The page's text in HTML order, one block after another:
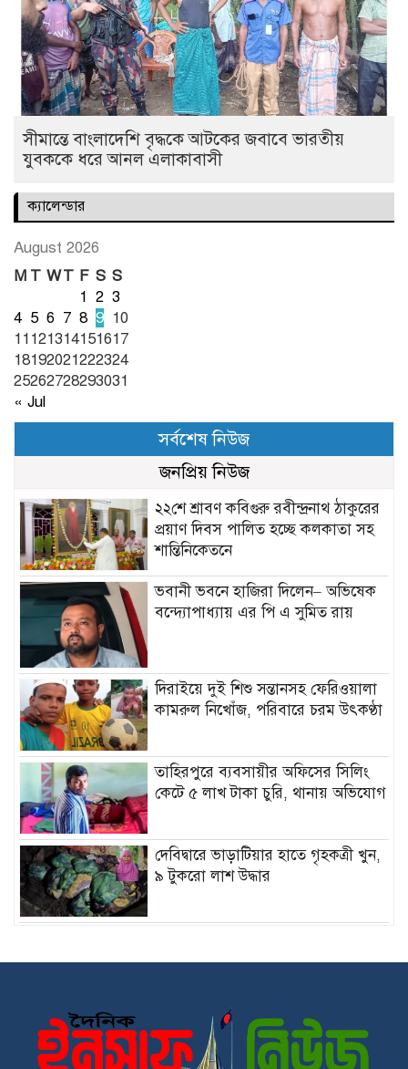
সীমান্তে বাংলাদেশি বৃদ্ধকে আটকের জবাবে ভারতীয়
যুবককে ধরে আনল এলাকাবাসী
ক্যালেন্ডার
August 2026
M T WT F S S
1 2 3
4 5 6 7 8 9 10
11121314151617
18192021222324
25262728293031
« Jul
সর্বশেষ নিউজ
জনপ্রিয় নিউজ
২২শে শ্রাবণ কবিগুরু রবীন্দ্রনাথ ঠাকুরের
প্রয়াণ দিবস পালিত হচ্ছে কলকাতা সহ
শান্তিনিকেতনে
ভবানী ভবনে হাজিরা দিলেন– অভিষেক
বন্দ্যোপাধ্যায় এর পি এ সুমিত রায়
দিরাইয়ে দুই শিশু সন্তানসহ ফেরিওয়ালা
কামরুল নিখোঁজ, পরিবারে চরম উৎকণ্ঠা
তাহিরপুরে ব্যবসায়ীর অফিসের সিলিং
কেটে ৫ লাখ টাকা চুরি, থানায় অভিযোগ
দেবিদ্বারে ভাড়াটিয়ার হাতে গৃহকত্রী খুন,
৯ টুকরো লাশ উদ্ধার
না : গৃহায়ণ ও গণপূর্তমন্ত্রী
সীমান্তে বাংলাদেশি বৃদ্ধকে আটকের
জবাবে ভারতীয় যুবককে ধরে আনল
এলাকাবাসী